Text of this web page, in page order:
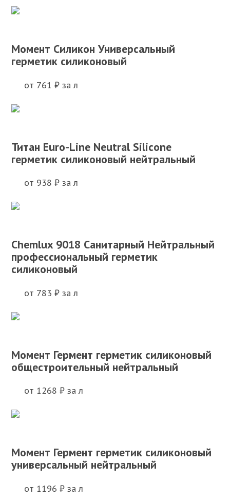
Момент Силикон Универсальный
герметик силиконовый
от 761 ₽ за л
Титан Euro-Line Neutral Silicone
герметик силиконовый нейтральный
от 938 ₽ за л
Chemlux 9018 Санитарный Нейтральный
профессиональный герметик
силиконовый
от 783 ₽ за л
Момент Гермент герметик силиконовый
общестроительный нейтральный
от 1268 ₽ за л
Момент Гермент герметик силиконовый
универсальный нейтральный
от 1196 ₽ за л